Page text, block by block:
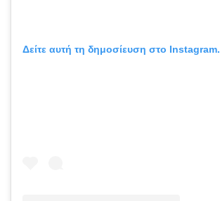
Δείτε αυτή τη δημοσίευση στο Instagram.